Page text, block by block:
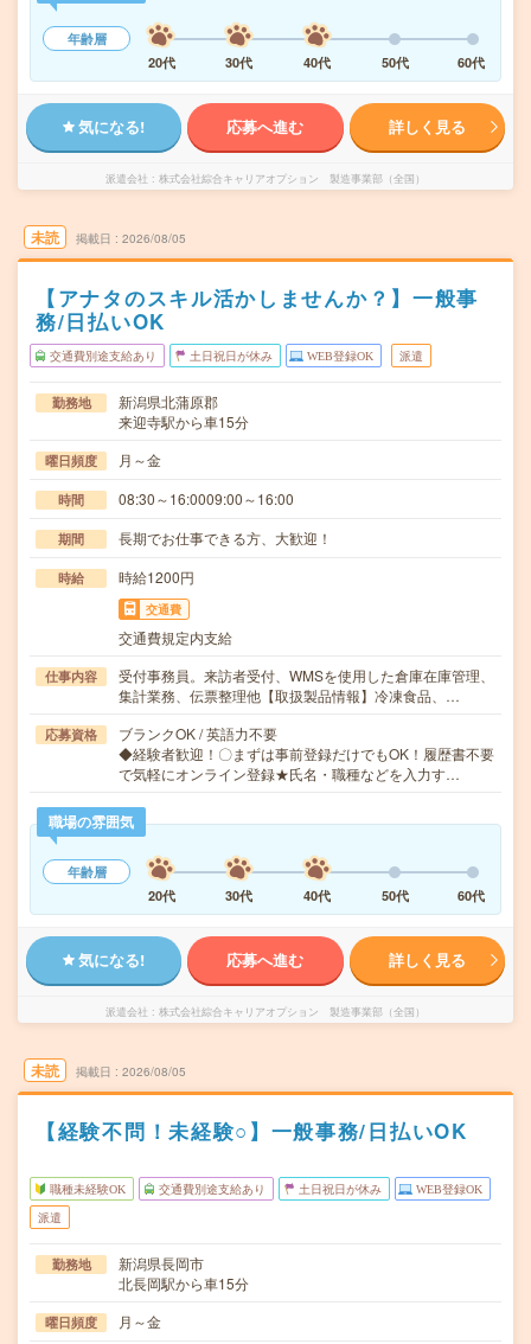
年齢層
20代
30代 40代 50代 60代
気になる! 応募へ進む 詳しく見る
派遣会社 株式会社綜合キャリアオプション 製造事業部（全国）
未読 掲載日 2026/08/05
【アナタのスキル活かしませんか？】一般事
務/日払いOK
交通費別途支給あり 土日祝日が休み WEB登録OK 派遣
勤務地
新潟県北蒲原郡
来迎寺駅から車15分
曜日頻度 月～金
時間 08:30～16:0009:00～16:00
期間 長期でお仕事できる方、大歓迎！
時給 時給1200円
交通費
交通費規定内支給
仕事内容
受付事務員。来訪者受付、WMSを使用した倉庫在庫管理、
集計業務、伝票整理他【取扱製品情報】冷凍食品、…
応募資格
ブランクOK / 英語力不要
◆経験者歓迎！〇まずは事前登録だけでもOK！履歴書不要
で気軽にオンライン登録★氏名・職種などを入力す…
職場の雰囲気
年齢層
20代
30代 40代 50代 60代
気になる! 応募へ進む 詳しく見る
派遣会社 株式会社綜合キャリアオプション 製造事業部（全国）
未読 掲載日 2026/08/05
【経験不問！未経験○】一般事務/日払いOK
職種未経験OK 交通費別途支給あり 土日祝日が休み WEB登録OK
派遣
勤務地
新潟県長岡市
北長岡駅から車15分
曜日頻度 月～金